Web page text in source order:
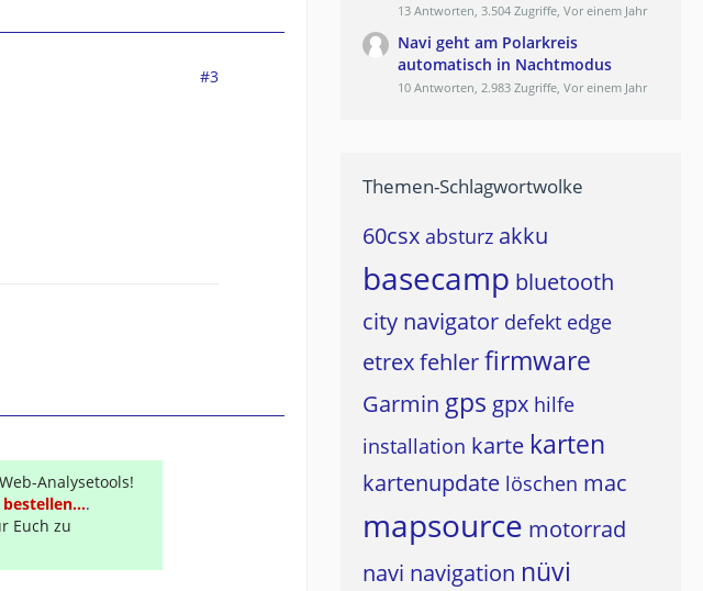
#3
Analysetools!
.
Euch zu
13 Antworten, 3.504 Zugriffe, Vor einem Jahr
Navi geht am Polarkreis
automatisch in Nachtmodus
10 Antworten, 2.983 Zugriffe, Vor einem Jahr
Themen-Schlagwortwolke
60csx absturz akku
basecamp bluetooth
city navigator defekt edge
etrexfehlerfirmware
Garmin gps gpx hilfe
installation karte karten
kartenupdate löschen mac
mapsource motorrad
navi navigation nüvi